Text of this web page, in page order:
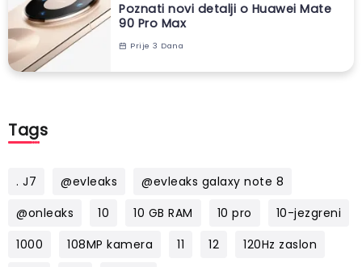
Poznati novi detalji o Huawei Mate
90 Pro Max
Prije 3 Dana
Tags
. J7 @evleaks
@evleaks galaxy note 8
@onleaks
10 10 GB RAM 10 pro
10-jezgreni
1000
108MP kamera 11 12
120Hz zaslon